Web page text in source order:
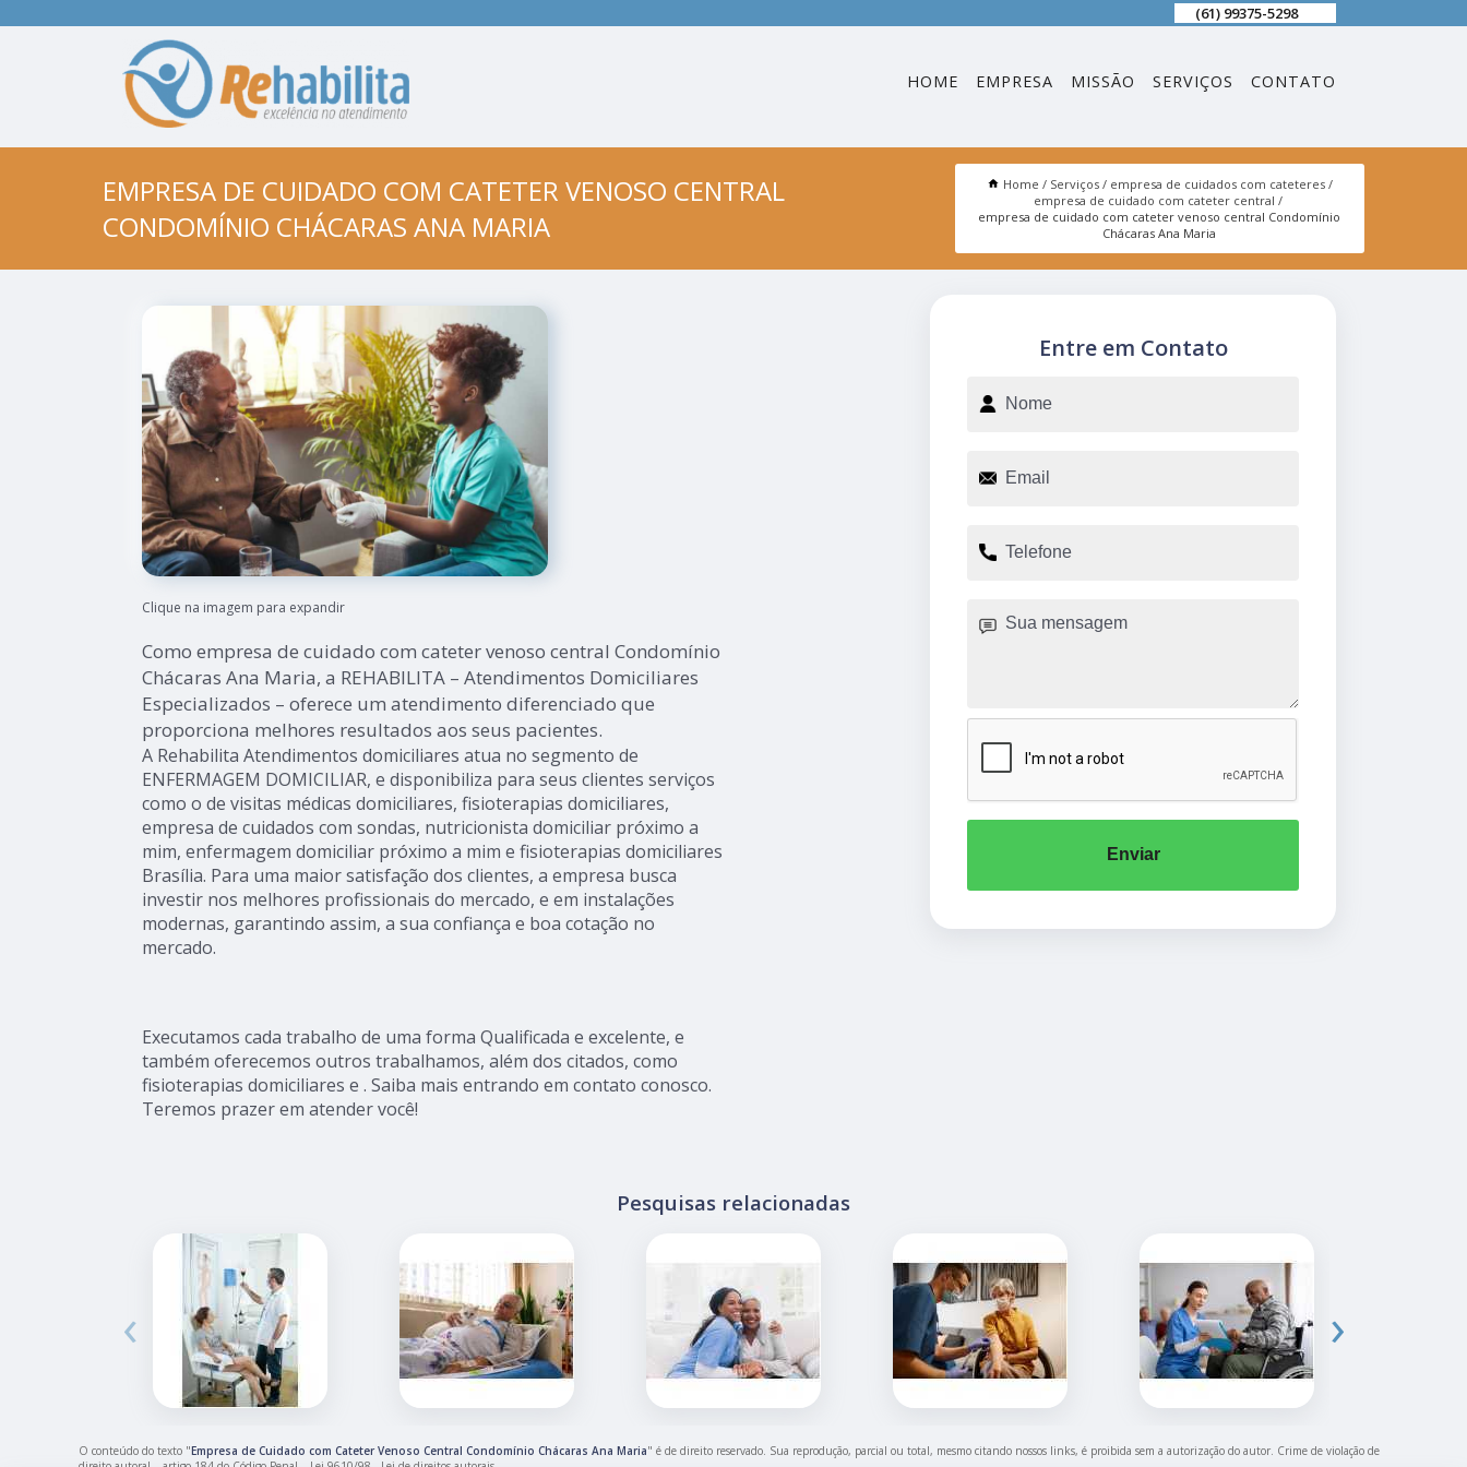
(61) 99375-5298
HOME EMPRESA MISSÃO SERVIÇOS CONTATO
EMPRESA DE CUIDADO COM CATETER VENOSO CENTRAL
CONDOMÍNIO CHÁCARAS ANA MARIA
Home Serviços
empresa de cuidados com cateteres
empresa de cuidado com cateter central
empresa de cuidado com cateter venoso central Condomínio
Chácaras Ana Maria
Clique na imagem para expandir
Como empresa de cuidado com cateter venoso central Condomínio
Chácaras Ana Maria, a REHABILITA – Atendimentos Domiciliares
Especializados – oferece um atendimento diferenciado que
proporciona melhores resultados aos seus pacientes.
A Rehabilita Atendimentos domiciliares atua no segmento de
ENFERMAGEM DOMICILIAR, e disponibiliza para seus clientes serviços
como o de visitas médicas domiciliares, fisioterapias domiciliares,
empresa de cuidados com sondas, nutricionista domiciliar próximo a
mim, enfermagem domiciliar próximo a mim e fisioterapias domiciliares
Brasília. Para uma maior satisfação dos clientes, a empresa busca
investir nos melhores profissionais do mercado, e em instalações
modernas, garantindo assim, a sua confiança e boa cotação no
mercado.
Executamos cada trabalho de uma forma Qualificada e excelente, e
também oferecemos outros trabalhamos, além dos citados, como
fisioterapias domiciliares e . Saiba mais entrando em contato conosco.
Teremos prazer em atender você!
Entre em Contato
Enviar
Pesquisas relacionadas
‹ ›
O conteúdo do texto "Empresa de Cuidado com Cateter Venoso Central Condomínio Chácaras Ana Maria" é de direito reservado. Sua reprodução, parcial ou total, mesmo citando nossos links, é proibida sem a autorização do autor. Crime de violação de